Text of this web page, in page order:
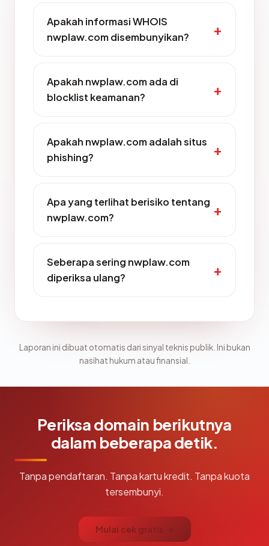
Apakah informasi WHOIS
nwplaw.com disembunyikan?
Apakah nwplaw.com ada di
blocklist keamanan?
Apakah nwplaw.com adalah situs
phishing?
Apa yang terlihat berisiko tentang
nwplaw.com?
Seberapa sering nwplaw.com
diperiksa ulang?
Laporan ini dibuat otomatis dari sinyal teknis publik. Ini bukan
nasihat hukum atau finansial.
Periksa domain berikutnya
dalam beberapa detik.
Tanpa pendaftaran. Tanpa kartu kredit. Tanpa kuota
tersembunyi.
Mulai cek gratis →